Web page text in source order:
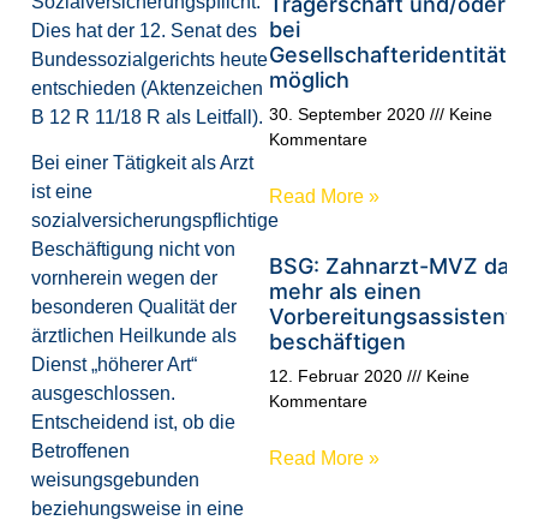
Dies hat der 12. Senat des
Bundessozialgerichts heute
entschieden (Aktenzeichen
B 12 R 11/18 R als Leitfall).
Bei einer Tätigkeit als Arzt
ist eine
sozialversicherungspflichtige
Beschäftigung nicht von
vornherein wegen der
besonderen Qualität der
ärztlichen Heilkunde als
Dienst „höherer Art“
ausgeschlossen.
Entscheidend ist, ob die
Betroffenen
weisungsgebunden
beziehungsweise in eine
bei
Gesellschafteridentität
möglich
30. September 2020
Keine
Kommentare
Read More »
BSG: Zahnarzt-MVZ darf
mehr als einen
beschäftigen
12. Februar 2020
Keine
Kommentare
Read More »